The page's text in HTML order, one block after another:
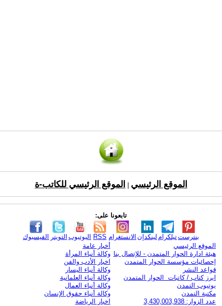
الموقع الرئيسي الموقع الرئيسي للكاتب-ة
تابعونا على:
الفيسبوك التويتر اليوتيوب RSS الانستغرام لينكدإن تيلكرامبنترست
الموقع الرئيسي
هيئة ادارة الحوار المتمدن - للإتصال بنا
إحصائيات مؤسسة الحوار المتمدن
قواعد النشر
ابرز كتاب / كاتبات الحوار المتمدن
يوتيوب التمدن
مكتبة التمدن
عدد الزوار: 3,430,003,938
أخبار عامة
وكالة أنباء المرأة
اخبار الأدب والفن
وكالة أنباء اليسار
وكالة أنباء العلمانية
وكالة أنباء العمال
وكالة أنباء حقوق الإنسان
اخبار الرياضة